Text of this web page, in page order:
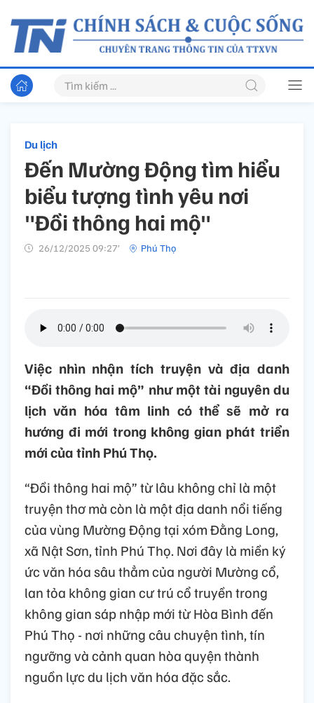
Du lịch
Đến Mường Động tìm hiểu
biểu tượng tình yêu nơi
"Đồi thông hai mộ"
26/12/2025 09:27’ Phú Thọ
Việc nhìn nhận tích truyện và địa danh
“Đồi thông hai mộ” như một tài nguyên du
lịch văn hóa tâm linh có thể sẽ mở ra
hướng đi mới trong không gian phát triển
mới của tỉnh Phú Thọ.
“Đồi thông hai mộ” từ lâu không chỉ là một
truyện thơ mà còn là một địa danh nổi tiếng
của vùng Mường Động tại xóm Đằng Long,
xã Nật Sơn, tỉnh Phú Thọ. Nơi đây là miền ký
ức văn hóa sâu thẳm của người Mường cổ,
lan tỏa không gian cư trú cổ truyền trong
không gian sáp nhập mới từ Hòa Bình đến
Phú Thọ - nơi những câu chuyện tình, tín
ngưỡng và cảnh quan hòa quyện thành
nguồn lực du lịch văn hóa đặc sắc.